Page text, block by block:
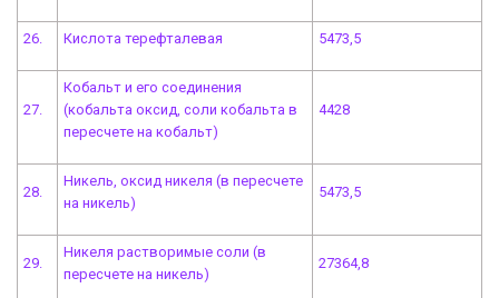
26. Кислота терефталевая 5473,5
27.
Кобальт и его соединения
(кобальта оксид, соли кобальта в
пересчете на кобальт)
4428
28.
Никель, оксид никеля (в пересчете
на никель)
5473,5
29.
Никеля растворимые соли (в
пересчете на никель)
27364,8